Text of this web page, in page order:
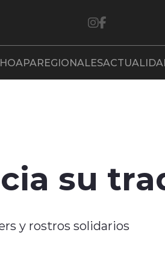
REGIONALES
su
y rostros solidarios